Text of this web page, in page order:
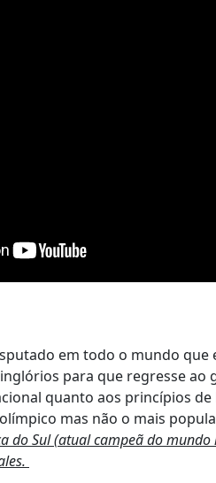
em todo o mundo que
para que regresse ao
quanto aos princípios
mas não o mais
do Sul (atual campeã do mundo